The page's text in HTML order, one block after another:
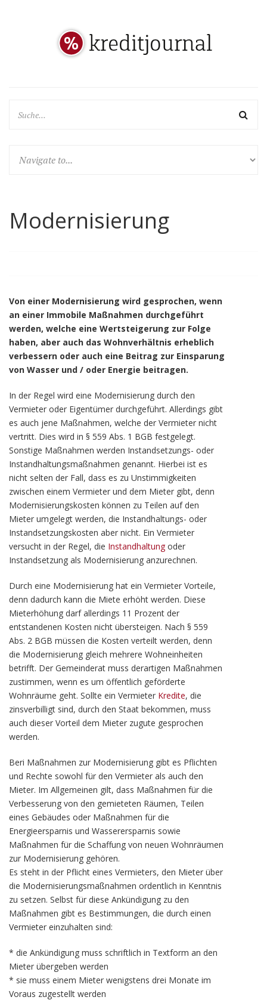
Modernisierung
Von einer Modernisierung wird gesprochen, wenn
an einer Immobile Maßnahmen durchgeführt
werden, welche eine Wertsteigerung zur Folge
haben, aber auch das Wohnverhältnis erheblich
verbessern oder auch eine Beitrag zur Einsparung
von Wasser und / oder Energie beitragen.
In der Regel wird eine Modernisierung durch den
Vermieter oder Eigentümer durchgeführt. Allerdings gibt
es auch jene Maßnahmen, welche der Vermieter nicht
vertritt. Dies wird in § 559 Abs. 1 BGB festgelegt.
Sonstige Maßnahmen werden Instandsetzungs- oder
Instandhaltungsmaßnahmen genannt. Hierbei ist es
nicht selten der Fall, dass es zu Unstimmigkeiten
zwischen einem Vermieter und dem Mieter gibt, denn
Modernisierungskosten können zu Teilen auf den
Mieter umgelegt werden, die Instandhaltungs- oder
Instandsetzungskosten aber nicht. Ein Vermieter
versucht in der Regel, die Instandhaltungoder
Instandsetzung als Modernisierung anzurechnen.
Durch eine Modernisierung hat ein Vermieter Vorteile,
denn dadurch kann die Miete erhöht werden. Diese
Mieterhöhung darf allerdings 11 Prozent der
entstandenen Kosten nicht übersteigen. Nach § 559
Abs. 2 BGB müssen die Kosten verteilt werden, denn
die Modernisierung gleich mehrere Wohneinheiten
betrifft. Der Gemeinderat muss derartigen Maßnahmen
zustimmen, wenn es um öffentlich geförderte
Wohnräume geht. Sollte ein Vermieter Kredite, die
zinsverbilligt sind, durch den Staat bekommen, muss
auch dieser Vorteil dem Mieter zugute gesprochen
werden.
Beri Maßnahmen zur Modernisierung gibt es Pflichten
und Rechte sowohl für den Vermieter als auch den
Mieter. Im Allgemeinen gilt, dass Maßnahmen für die
Verbesserung von den gemieteten Räumen, Teilen
eines Gebäudes oder Maßnahmen für die
Energieersparnis und Wasserersparnis sowie
Maßnahmen für die Schaffung von neuen Wohnräumen
zur Modernisierung gehören.
Es steht in der Pflicht eines Vermieters, den Mieter über
die Modernisierungsmaßnahmen ordentlich in Kenntnis
zu setzen. Selbst für diese Ankündigung zu den
Maßnahmen gibt es Bestimmungen, die durch einen
Vermieter einzuhalten sind:
* die Ankündigung muss schriftlich in Textform an den
Mieter übergeben werden
* sie muss einem Mieter wenigstens drei Monate im
Voraus zugestellt werden